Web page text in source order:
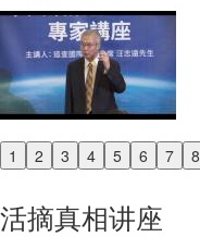
1 2 3 4 5 6 7 8
Previous
活摘真相讲座